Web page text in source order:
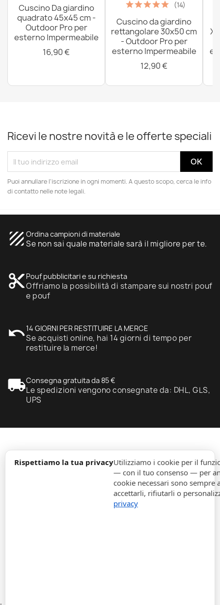
Rispettiamo la tua privacyUtilizziamo i cookie per il
— con il tuo consenso — per
cookie necessari sono
accettarli, rifiutarli o
privacy
Cuscino Da giardino
quadrato 45x45 cm -
Outdoor Pro per
esterno Impermeabile
16,90 €
(14)
Cuscino da giardino
rettangolare 30x50 cm
- Outdoor Pro per
esterno Impermeabile
12,90 €
Ricevi le nostre novità e le offerte speciali
Puoi annullare l'iscrizione in ogni momenti. A questo scopo, cerca le info
di contatto nelle note legali.
texture Ordina campioni di materiale
Se non sai quale materiale sarà il migliore per te.
content_cut Pouf pubblicitari e su richiesta
Offriamo la possibilità di stampare sui nostri pouf
e pouf
undo14 GIORNI PER RESTITUIRE LA MERCE
Se acquisti online, hai 14 giorni di tempo per
restituire la merce!
local_shippingConsegna gratuita da 85 €
Le spedizioni vengono consegnate da: DHL, GLS,
UPS
expand_more
expand_more